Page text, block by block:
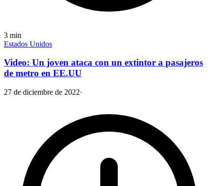
3 min
Estados Unidos
Video: Un joven ataca con un extintor a pasajeros
de metro en EE.UU
27 de diciembre de 2022·